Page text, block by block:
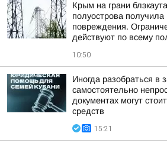
Крым на грани
полуострова получила
повреждения.
действуют по всему
10:50
Иногда разобраться в
самостоятельно
документах могут
средств
15:21